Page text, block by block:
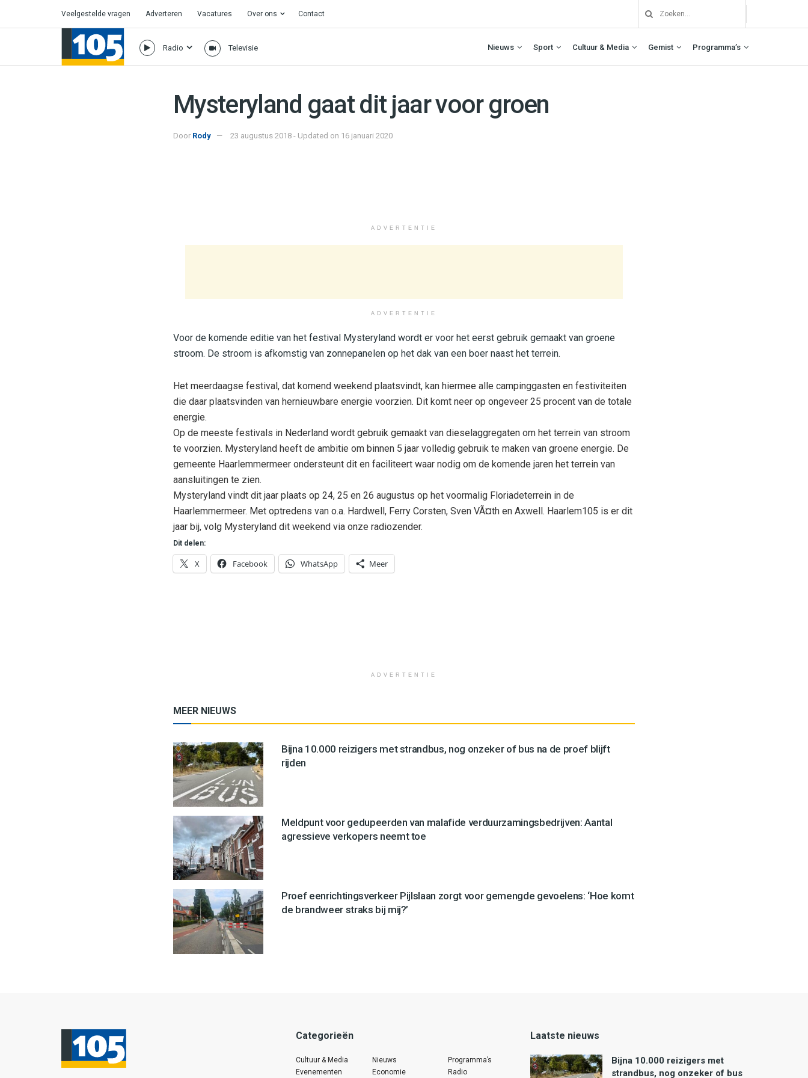
Veelgestelde vragen Adverteren Vacatures Over ons Contact
Radio Televisie Nieuws Sport Cultuur & Media Gemist Programma’s
Mysteryland gaat dit jaar voor groen
Door Rody 23 augustus 2018 - Updated on 16 januari 2020
ADVERTENTIE
ADVERTENTIE
Voor de komende editie van het festival Mysteryland wordt er voor het eerst gebruik gemaakt van groene
stroom. De stroom is afkomstig van zonnepanelen op het dak van een boer naast het terrein.
Het meerdaagse festival, dat komend weekend plaatsvindt, kan hiermee alle campinggasten en festiviteiten
die daar plaatsvinden van hernieuwbare energie voorzien. Dit komt neer op ongeveer 25 procent van de totale
energie.
Op de meeste festivals in Nederland wordt gebruik gemaakt van dieselaggregaten om het terrein van stroom
te voorzien. Mysteryland heeft de ambitie om binnen 5 jaar volledig gebruik te maken van groene energie. De
gemeente Haarlemmermeer ondersteunt dit en faciliteert waar nodig om de komende jaren het terrein van
aansluitingen te zien.
Mysteryland vindt dit jaar plaats op 24, 25 en 26 augustus op het voormalig Floriadeterrein in de
Haarlemmermeer. Met optredens van o.a. Hardwell, Ferry Corsten, Sven VÃ¤th en Axwell. Haarlem105 is er dit
jaar bij, volg Mysteryland dit weekend via onze radiozender.
Dit delen:
X Facebook WhatsApp Meer
ADVERTENTIE
MEER NIEUWS
Bijna 10.000 reizigers met strandbus, nog onzeker of bus na de proef blijft
rijden
Meldpunt voor gedupeerden van malafide verduurzamingsbedrijven: Aantal
agressieve verkopers neemt toe
Proef eenrichtingsverkeer Pijlslaan zorgt voor gemengde gevoelens: ‘Hoe komt
de brandweer straks bij mij?’
Categorieën
Cultuur & Media
Evenementen
Nieuws
Economie
Programma’s
Radio
Laatste nieuws
Bijna 10.000 reizigers met
strandbus, nog onzeker of bus